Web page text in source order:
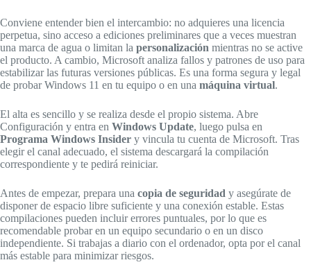
Conviene entender bien el intercambio: no adquieres una licencia
perpetua, sino acceso a ediciones preliminares que a veces muestran
una marca de agua o limitan la personalización mientras no se active
el producto. A cambio, Microsoft analiza fallos y patrones de uso para
estabilizar las futuras versiones públicas. Es una forma segura y legal
de probar Windows 11 en tu equipo o en una máquina virtual.
El alta es sencillo y se realiza desde el propio sistema. Abre
Configuración y entra en Windows Update, luego pulsa en
Programa Windows Insider y vincula tu cuenta de Microsoft. Tras
elegir el canal adecuado, el sistema descargará la compilación
correspondiente y te pedirá reiniciar.
Antes de empezar, prepara una copia de seguridad y asegúrate de
disponer de espacio libre suficiente y una conexión estable. Estas
compilaciones pueden incluir errores puntuales, por lo que es
recomendable probar en un equipo secundario o en un disco
independiente. Si trabajas a diario con el ordenador, opta por el canal
más estable para minimizar riesgos.